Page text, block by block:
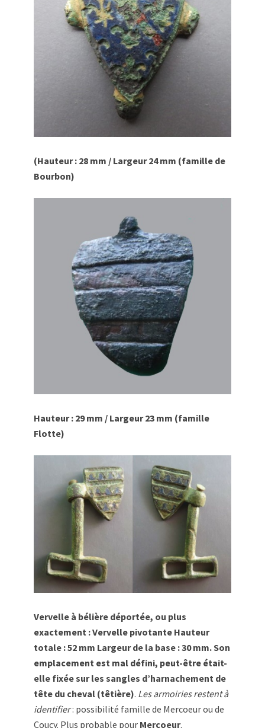
(Hauteur : 28 mm / Largeur 24 mm (famille de
Bourbon)
Hauteur : 29 mm / Largeur 23 mm (famille
Flotte)
Vervelle à bélière déportée, ou plus
exactement : Vervelle pivotante Hauteur
totale : 52 mm Largeur de la base : 30 mm. Son
emplacement est mal défini, peut-être était-
elle fixée sur les sangles d’harnachement de
tête du cheval (têtière). Les armoiries restent à
identifier: possibilité famille de Mercoeur ou de
Coucy. Plus probable pour Mercoeur.